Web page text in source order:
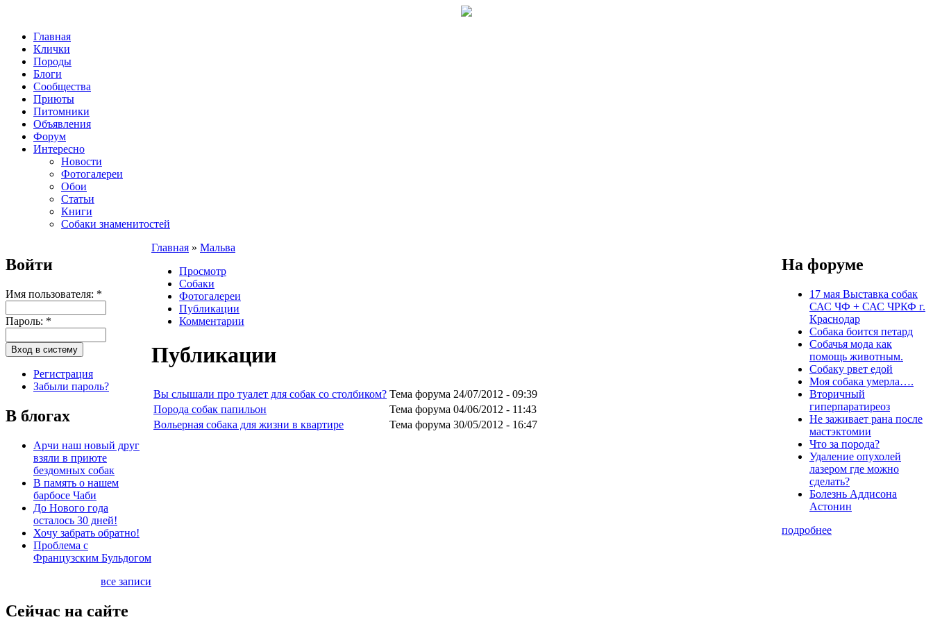
Главная
Клички
Породы
Блоги
Сообщества
Приюты
Питомники
Объявления
Форум
Интересно
Новости
Фотогалереи
Обои
Статьи
Книги
Собаки знаменитостей
Войти
Имя пользователя: *
Пароль: *
Регистрация
Забыли пароль?
В блогах
Арчи наш новый друг
взяли в приюте
бездомных собак
В память о нашем
барбосе Чаби
До Нового года
осталось 30 дней!
Хочу забрать обратно!
Проблема с
Французским Бульдогом
все записи
Сейчас на сайте
Главная » Мальва
Просмотр
Собаки
Фотогалереи
Публикации
Комментарии
Публикации
Вы слышали про туалет для собак со столбиком? Тема форума 24/07/2012 - 09:39
Порода собак папильон
Тема форума 04/06/2012 - 11:43
Вольерная собака для жизни в квартире
Тема форума 30/05/2012 - 16:47
На форуме
17 мая Выставка собак
САС ЧФ + САС ЧРКФ г.
Краснодар
Собака боится петард
Собачья мода как
помощь животным.
Собаку рвет едой
Моя собака умерла….
Вторичный
гиперпаратиреоз
Не заживает рана после
мастэктомии
Что за порода?
Удаление опухолей
лазером где можно
сделать?
Болезнь Аддисона
Астонин
подробнее